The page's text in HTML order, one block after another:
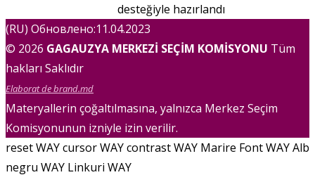
desteğiyle hazırlandı
(RU) Обновлено:11.04.2023
© 2026 GAGAUZYA MERKEZİ SEÇİM KOMİSYONU Tüm
hakları Saklıdır
Elaborat de brand.md
Materyallerin çoğaltılmasına, yalnızca Merkez Seçim
Komisyonunun izniyle izin verilir.
reset WAYcursor WAYcontrast WAY Marire Font WAYAlb
negru WAY Linkuri WAY